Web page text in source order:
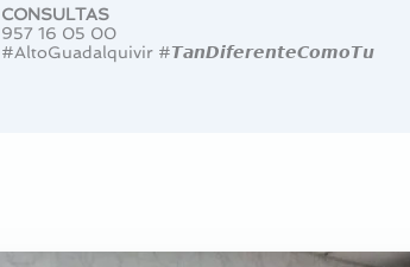
CONSULTAS
957 16 05 00
#AltoGuadalquivir #𝙏𝙖𝙣𝘿𝙞𝙛𝙚𝙧𝙚𝙣𝙩𝙚𝘾𝙤𝙢𝙤𝙏𝙪